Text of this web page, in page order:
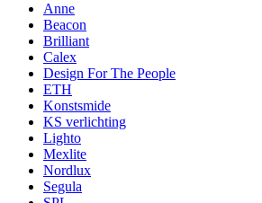
Anne
Beacon
Brilliant
Calex
Design For The People
ETH
Konstsmide
KS verlichting
Lighto
Mexlite
Nordlux
Segula